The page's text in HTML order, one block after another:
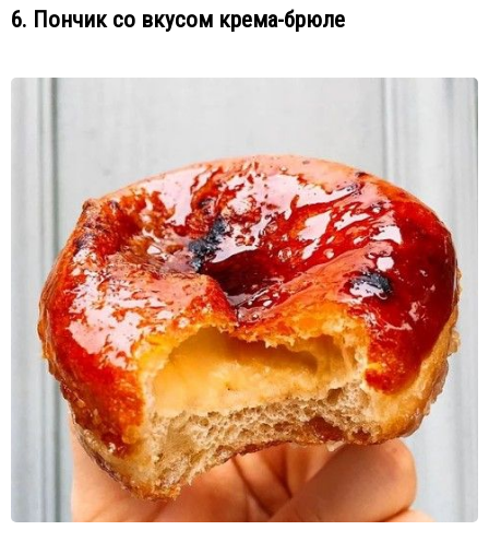
6. Пончик со вкусом крема-брюле